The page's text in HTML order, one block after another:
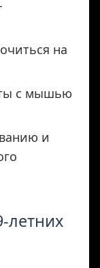
на
с мышью
и
летних